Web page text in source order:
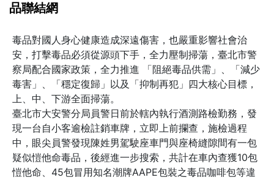
品聯結網
毒品對國人身心健康造成深遠傷害，也嚴重影響社會治
安，打擊毒品必須從源頭下手，全力壓制掃蕩，臺北市警
察局配合國家政策，全力推進 「阻絕毒品供需」、「減少
毒害」、「穩定復歸」以及「抑制再犯」四大核心目標，
上、中、下游全面掃蕩。
臺北市大安警分局員警日前於轄內執行酒測路檢勤務，發
現一台自小客逾檢註銷車牌，立即上前攔查，施檢過程
中，眼尖員警發現陳姓男駕駛座車門與座椅縫隙間有一包
疑似愷他命毒品，後經進一步搜索，共計在車內查獲10包
愷他命、45包冒用知名潮牌AAPE包裝之毒品咖啡包等違